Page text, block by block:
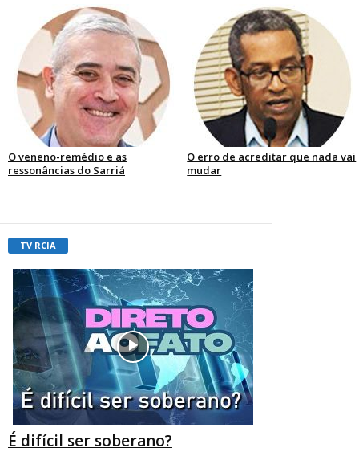
O veneno-remédio e as
ressonâncias do Sarriá
O erro de acreditar que nada vai
mudar
TV RCIA
É difícil ser soberano?